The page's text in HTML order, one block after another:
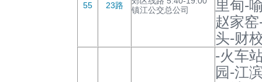
55 23路
镇江公交总公司
里甸-
赵家
头-财
-火车
园-江